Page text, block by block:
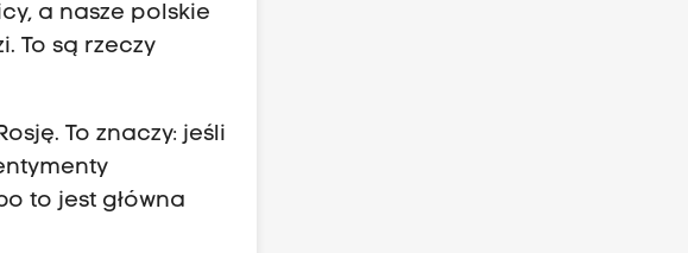
a nasze polskie
To są rzeczy
To znaczy: jeśli
to jest główna